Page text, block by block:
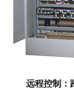
远程控制：